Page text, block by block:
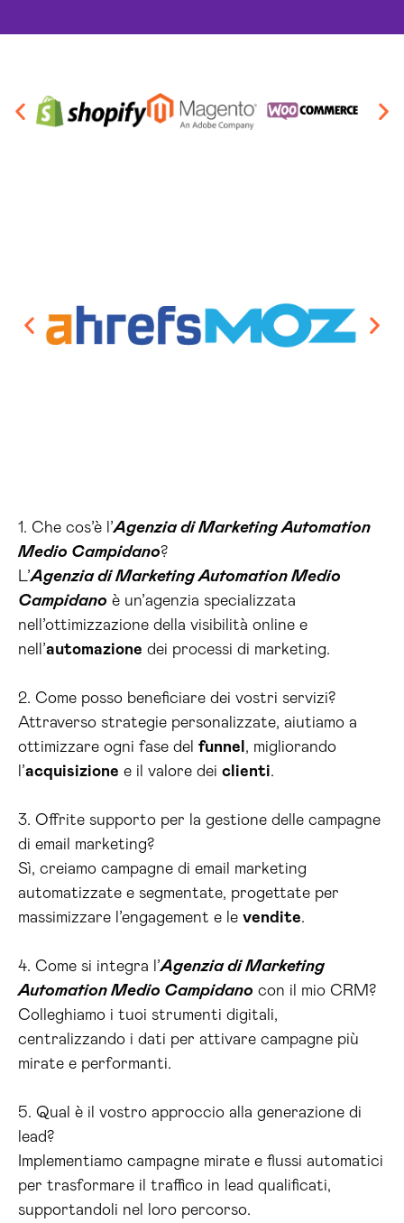
1. Che cos’è l’Agenzia di Marketing Automation
Medio Campidano?
L’Agenzia di Marketing Automation Medio
Campidano è un’agenzia specializzata
nell’ottimizzazione della visibilità online e
nell’automazione dei processi di marketing.
2. Come posso beneficiare dei vostri servizi?
Attraverso strategie personalizzate, aiutiamo a
ottimizzare ogni fase del funnel , migliorando
l’acquisizione e il valore dei clienti.
3. Offrite supporto per la gestione delle campagne
di email marketing?
Sì, creiamo campagne di email marketing
automatizzate e segmentate, progettate per
massimizzare l’engagement e le vendite.
4. Come si integra l’Agenzia di Marketing
Automation Medio Campidano con il mio CRM?
Colleghiamo i tuoi strumenti digitali,
centralizzando i dati per attivare campagne più
mirate e performanti.
5. Qual è il vostro approccio alla generazione di
lead?
Implementiamo campagne mirate e flussi automatici
per trasformare il traffico in lead qualificati,
supportandoli nel loro percorso.